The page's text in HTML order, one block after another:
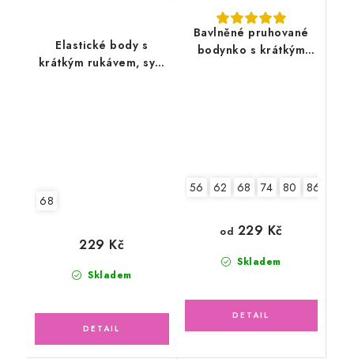
Elastické body s
krátkým rukávem, sytý
68
Skladem
229 Kč
Bavlněné pruhované
bodynko s krátkým
56 62 68 74 80 86
Skladem
od 229 Kč